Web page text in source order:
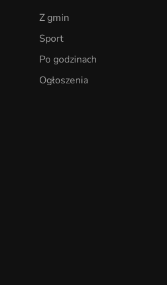
Z gmin
Sport
Po godzinach
Ogłoszenia